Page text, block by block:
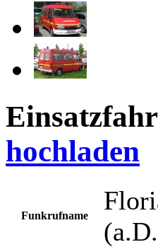
hochladen
Funkrufname